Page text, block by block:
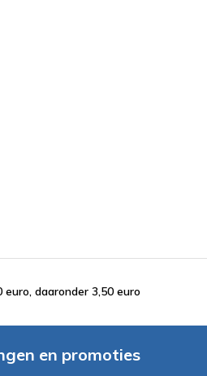
daaronder 3,50 euro
en promoties